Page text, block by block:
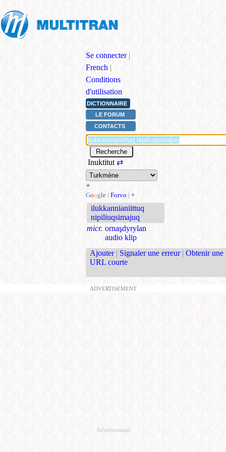
Se connecter |
French |
Conditions
d'utilisation
DICTIONNAIRE
LE FORUM
CONTACTS
Inuktitut⇄
+
Google | Forvo | +
ilukkannianiittuq
nipiliuqsimajuq
micr. ornaşdyrylan
audio klip
Ajouter | Signaler une erreur | Obtenir une
URL courte
ADVERTISEMENT
Advertisement